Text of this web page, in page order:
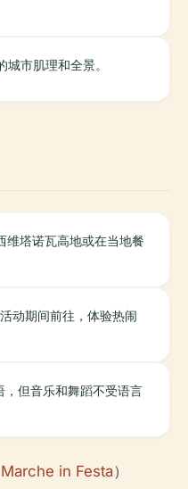
城市肌理和全景。
维塔诺瓦高地或在当地餐
动期间前往，体验热闹
，但音乐和舞蹈不受语言
Marche in Festa）